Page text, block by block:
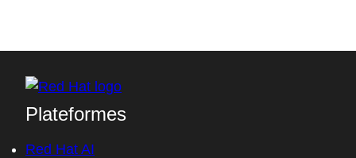
Plateformes
Red Hat AI